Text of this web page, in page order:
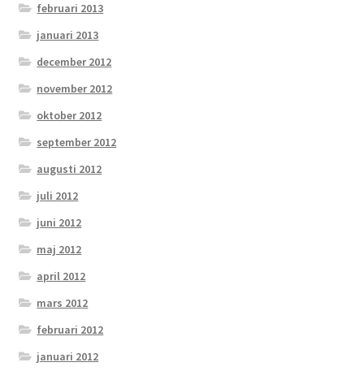
februari 2013
januari 2013
december 2012
november 2012
oktober 2012
september 2012
augusti 2012
juli 2012
juni 2012
maj 2012
april 2012
mars 2012
februari 2012
januari 2012